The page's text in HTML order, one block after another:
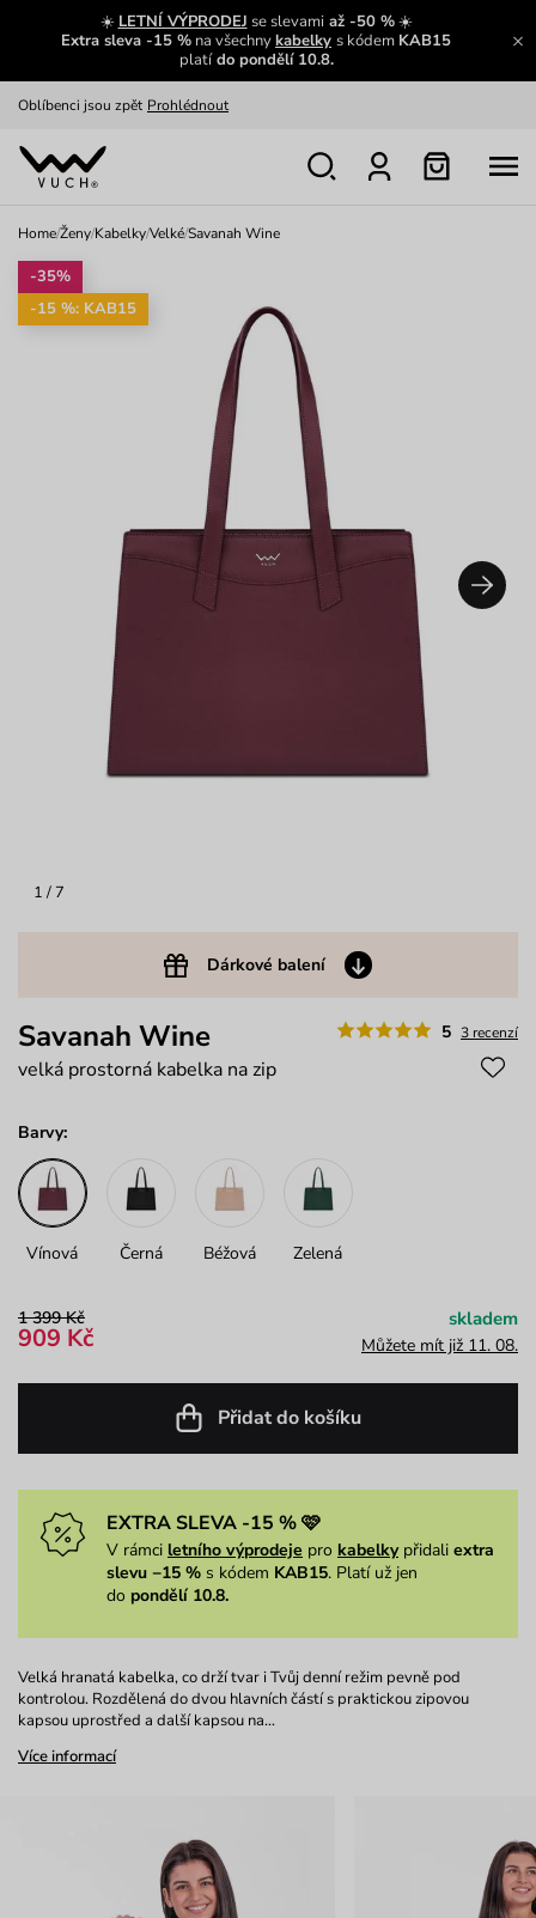
☀️ LETNÍ VÝPRODEJ se slevamiaž -50 %☀️
Extra sleva -15 % na všechnykabelky s kódem KAB15
platído pondělí 10.8.
Zajímavosti ze světa Vuch:
Zobrazit
Oblíbenci jsou zpět Prohlédnout
Nech se inspirovat
Home/Ženy/Kabelky/Velké/Savanah Wine
1 / 7
Dárkové balení
-35%
-15 %: KAB15
5 3 recenzí
Savanah Wine
velká prostorná kabelka na zip
Barvy:
Vínová Černá Béžová Zelená
1 399 Kč
909 Kč
skladem
Můžete mít již 11. 08.
Přidat do košíku
EXTRA SLEVA -15 % 🩷
V rámci letního výprodeje pro kabelkypřidali extra
slevu −15 % s kódem KAB15. Platí už jen
do pondělí 10.8.
Velká hranatá kabelka, co drží tvar i Tvůj denní režim pevně pod
kontrolou. Rozdělená do dvou hlavních částí s praktickou zipovou
kapsou uprostřed a další kapsou na…
Více informací